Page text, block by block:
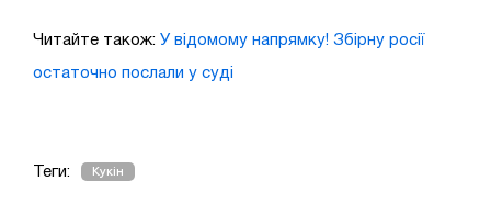
Читайте також: У відомому напрямку! Збірну росії
остаточно послали у суді
Теги: Кукін